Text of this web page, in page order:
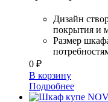
Дизайн
покрытия и
Размер
0 ₽
В корзину
Подробнее